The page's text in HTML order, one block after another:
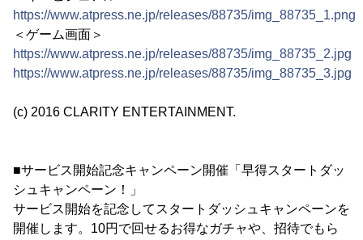
https://www.atpress.ne.jp/releases/88735/img_88735_1.png
＜ゲーム画面＞
https://www.atpress.ne.jp/releases/88735/img_88735_2.jpg
https://www.atpress.ne.jp/releases/88735/img_88735_3.jpg
(c) 2016 CLARITY ENTERTAINMENT.
■サービス開始記念キャンペーン開催「早得スタートダッ
シュキャンペーン！」
サービス開始を記念してスタートダッシュキャンペーンを
開催します。10円で回せるお得なガチャや、招待でもら